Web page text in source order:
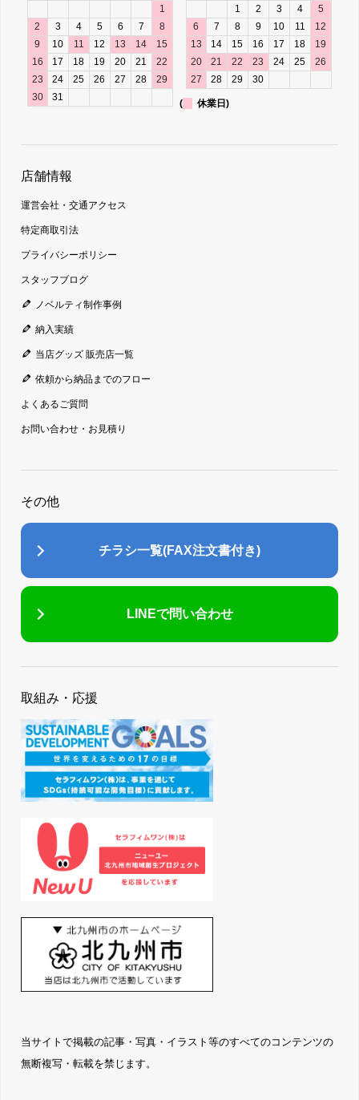
1
2
3 4 5 6 7
8
9
10 11 12 13 14
15
16
17 18 19 20 21
22
23
24 25 26 27 28
29
30
31
1
2 3 4
5
6
7 8 9 10 11
12
13
14 15 16 17 18
19
20
21 22 23 24 25
26
27
28 29 30
( 休業日)
店舗情報
運営会社・交通アクセス
特定商取引法
プライバシーポリシー
スタッフブログ
ノベルティ制作事例
納入実績
当店グッズ 販売店一覧
依頼から納品までのフロー
よくあるご質問
お問い合わせ・お見積り
その他
チラシ一覧(FAX注文書付き)
LINEで問い合わせ
取組み・応援
当サイトで掲載の記事・写真・イラスト等のすべてのコンテンツの
無断複写・転載を禁じます。